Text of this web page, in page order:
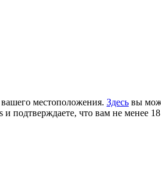
местоположения. Здесь вы
подтверждаете, что вам не менее 18